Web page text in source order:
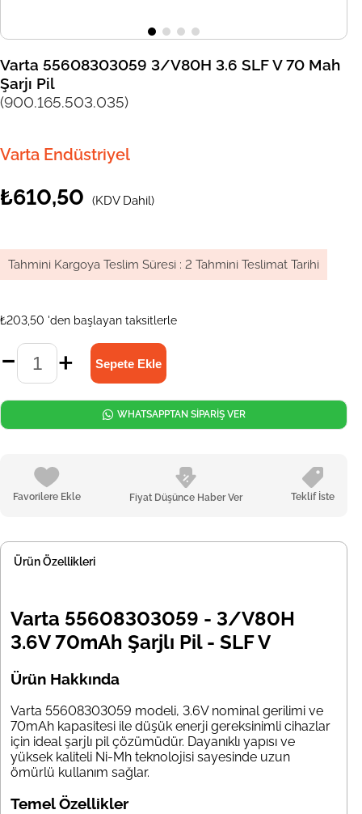
Varta 55608303059 3/V80H 3.6 SLF V 70 Mah
Şarjı Pil
(900.165.503.035)
Varta Endüstriyel
₺610,50 (KDV Dahil)
Tahmini Kargoya Teslim Süresi : 2 Tahmini Teslimat Tarihi
₺203,50 'den başlayan taksitlerle
Favorilere Ekle Fiyat Düşünce Haber Ver Teklif İste
WHATSAPPTAN SİPARİŞ VER
Ürün Özellikleri
Varta 55608303059 - 3/V80H
3.6V 70mAh Şarjlı Pil - SLF V
Ürün Hakkında
Varta 55608303059 modeli, 3.6V nominal gerilimi ve
70mAh kapasitesi ile düşük enerji gereksinimli cihazlar
için ideal şarjlı pil çözümüdür. Dayanıklı yapısı ve
yüksek kaliteli Ni-Mh teknolojisi sayesinde uzun
ömürlü kullanım sağlar.
Temel Özellikler